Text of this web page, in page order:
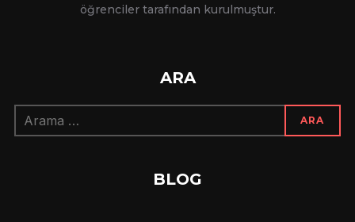
öğrenciler tarafından kurulmuştur.
ARA
Arama:
ARA
BLOG